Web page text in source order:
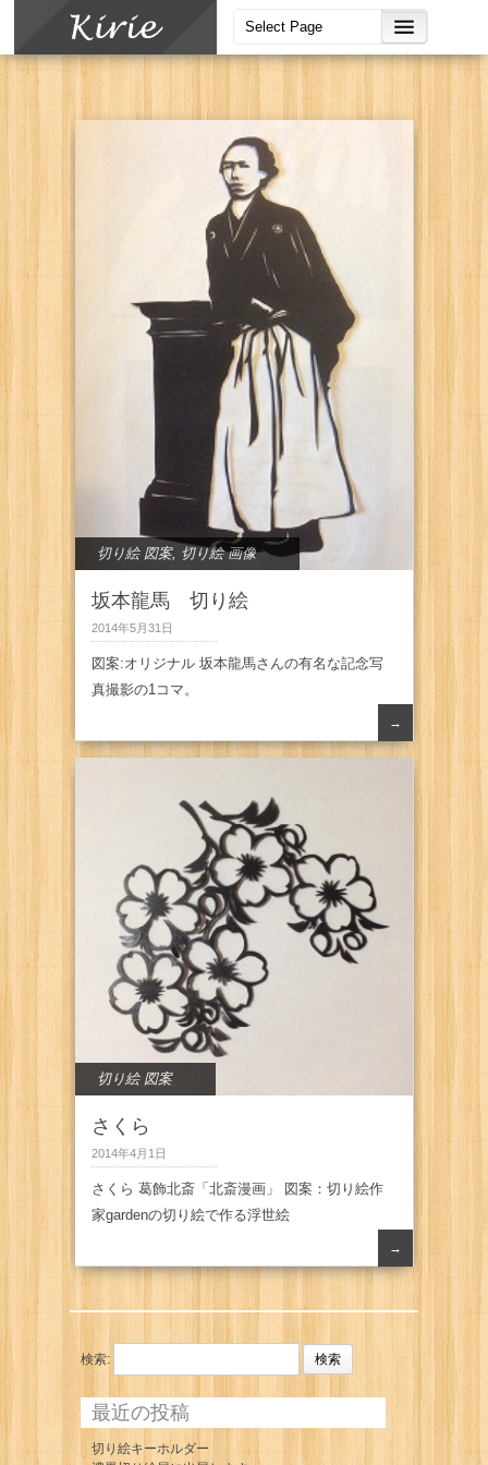
切り絵 図案, 切り絵 画像
坂本龍馬 切り絵
2014年5月31日
図案:オリジナル 坂本龍馬さんの有名な記念写
真撮影の1コマ。
→
切り絵 図案
さくら
2014年4月1日
さくら 葛飾北斎「北斎漫画」 図案：切り絵作
家gardenの切り絵で作る浮世絵
→
検索:
最近の投稿
切り絵キーホルダー